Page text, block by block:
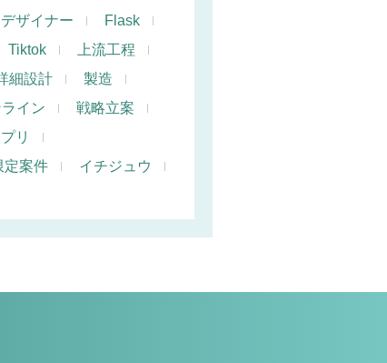
ザイナー
Flask
Tiktok
上流工程
細設計
製造
イン
戦略立案
リ
定案件
イチジュウ